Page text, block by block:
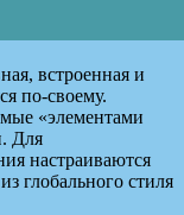
встроенная и
по-своему.
«элементами
Для
настраиваются
глобального стиля